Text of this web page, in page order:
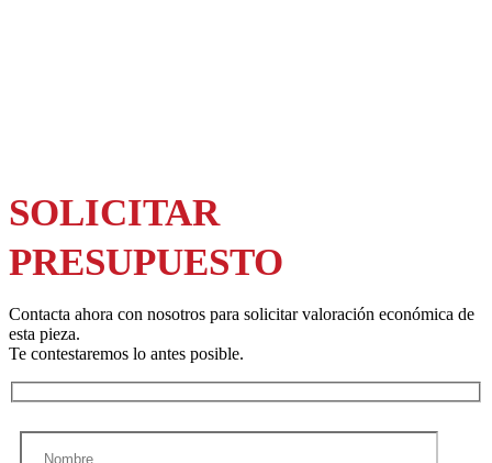
SOLICITAR
PRESUPUESTO
Contacta ahora con nosotros para solicitar valoración económica de
esta pieza.
Te contestaremos lo antes posible.